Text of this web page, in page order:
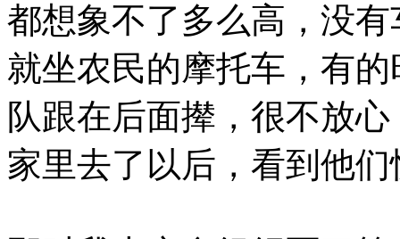
都想象不了多么高，没
就坐农民的摩托车，有
队跟在后面撵，很不放
家里去了以后，看到他